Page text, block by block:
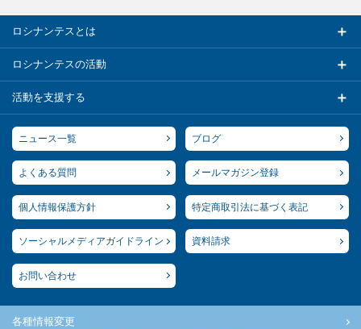
ロシナンテスとは
ロシナンテスの活動
活動を支援する
ニュース一覧 ブログ
よくある質問 メールマガジン登録
個人情報保護方針 特定商取引法に基づく表記
ソーシャルメディアガイドライン 資料請求
お問い合わせ
各種情報変更